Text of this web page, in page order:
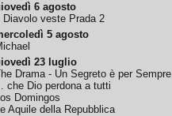
6 agosto
Il Diavolo veste Prada 2
5 agosto
23 luglio
Drama - Un Segreto è per Sempre
che Dio perdona a tutti
Domingos
Aquile della Repubblica